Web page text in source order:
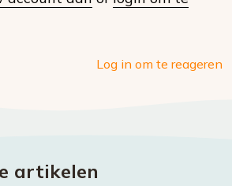
Log in om te reageren
artikelen